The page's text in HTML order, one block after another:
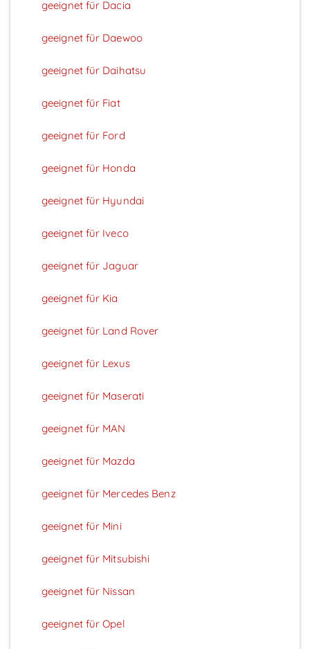
geeignet für Dacia
geeignet für Daewoo
geeignet für Daihatsu
geeignet für Fiat
geeignet für Ford
geeignet für Honda
geeignet für Hyundai
geeignet für Iveco
geeignet für Jaguar
geeignet für Kia
geeignet für Land Rover
geeignet für Lexus
geeignet für Maserati
geeignet für MAN
geeignet für Mazda
geeignet für Mercedes Benz
geeignet für Mini
geeignet für Mitsubishi
geeignet für Nissan
geeignet für Opel